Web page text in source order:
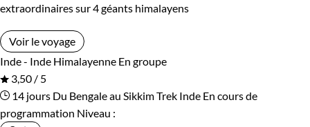
extraordinaires sur 4 géants himalayens
Voir le voyage
Inde - Inde Himalayenne En groupe
3,50 / 5
14 jours Du Bengale au SikkimTrek Inde En cours de
programmation Niveau :